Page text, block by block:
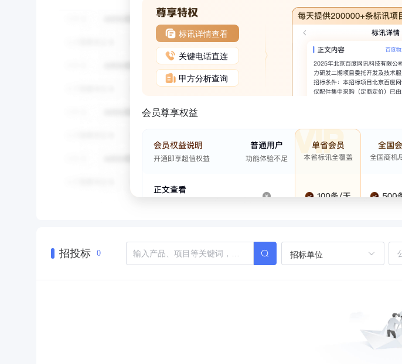
标讯详情查看
关键电话直连
甲方分析查询
会员尊享权益
招投标 0 招标单位